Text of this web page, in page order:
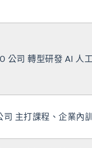
公司 轉型研發 AI 人
司 主打課程、企業內